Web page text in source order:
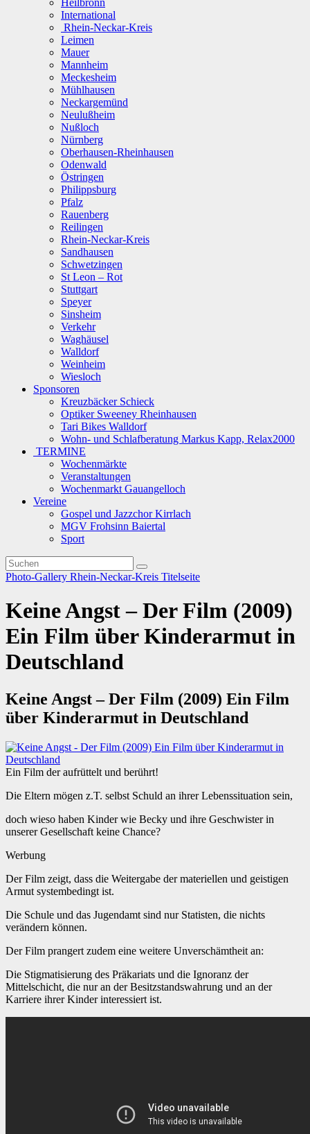
Heilbronn
International
Rhein-Neckar-Kreis
Leimen
Mauer
Mannheim
Meckesheim
Mühlhausen
Neckargemünd
Neulußheim
Nußloch
Nürnberg
Oberhausen-Rheinhausen
Odenwald
Östringen
Philippsburg
Pfalz
Rauenberg
Reilingen
Rhein-Neckar-Kreis
Sandhausen
Schwetzingen
St Leon – Rot
Stuttgart
Speyer
Sinsheim
Verkehr
Waghäusel
Walldorf
Weinheim
Wiesloch
Sponsoren
Kreuzbäcker Schieck
Optiker Sweeney Rheinhausen
Tari Bikes Walldorf
Wohn- und Schlafberatung Markus Kapp, Relax2000
TERMINE
Wochenmärkte
Veranstaltungen
Wochenmarkt Gauangelloch
Vereine
Gospel und Jazzchor Kirrlach
MGV Frohsinn Baiertal
Sport
Photo-Gallery Rhein-Neckar-Kreis Titelseite
Keine Angst – Der Film (2009)
Ein Film über Kinderarmut in
Deutschland
Keine Angst – Der Film (2009) Ein Film
über Kinderarmut in Deutschland
Ein Film der aufrüttelt und berührt!
Die Eltern mögen z.T. selbst Schuld an ihrer Lebenssituation sein,
doch wieso haben Kinder wie Becky und ihre Geschwister in
unserer Gesellschaft keine Chance?
Werbung
Der Film zeigt, dass die Weitergabe der materiellen und geistigen
Armut systembedingt ist.
Die Schule und das Jugendamt sind nur Statisten, die nichts
verändern können.
Der Film prangert zudem eine weitere Unverschämtheit an:
Die Stigmatisierung des Präkariats und die Ignoranz der
Mittelschicht, die nur an der Besitzstandswahrung und an der
Karriere ihrer Kinder interessiert ist.